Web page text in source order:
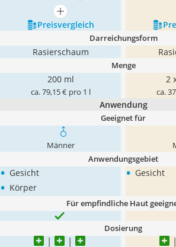
mehr anzeigen
Preis­vergleich
Darreichungsform
Rasierschaum
Menge
200 ml
ca. 79,15 € pro 1 l
2
ca.
Anwendung
Geeignet für
Männer
Anwendungsgebiet
• Gesicht
• Körper
• Gesicht
Für empfindliche Haut
Dosierung